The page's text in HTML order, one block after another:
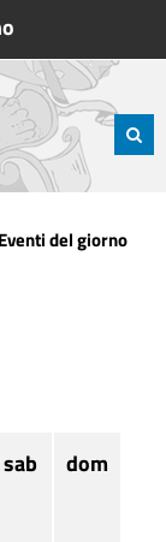
Eventi del giorno
sab dom